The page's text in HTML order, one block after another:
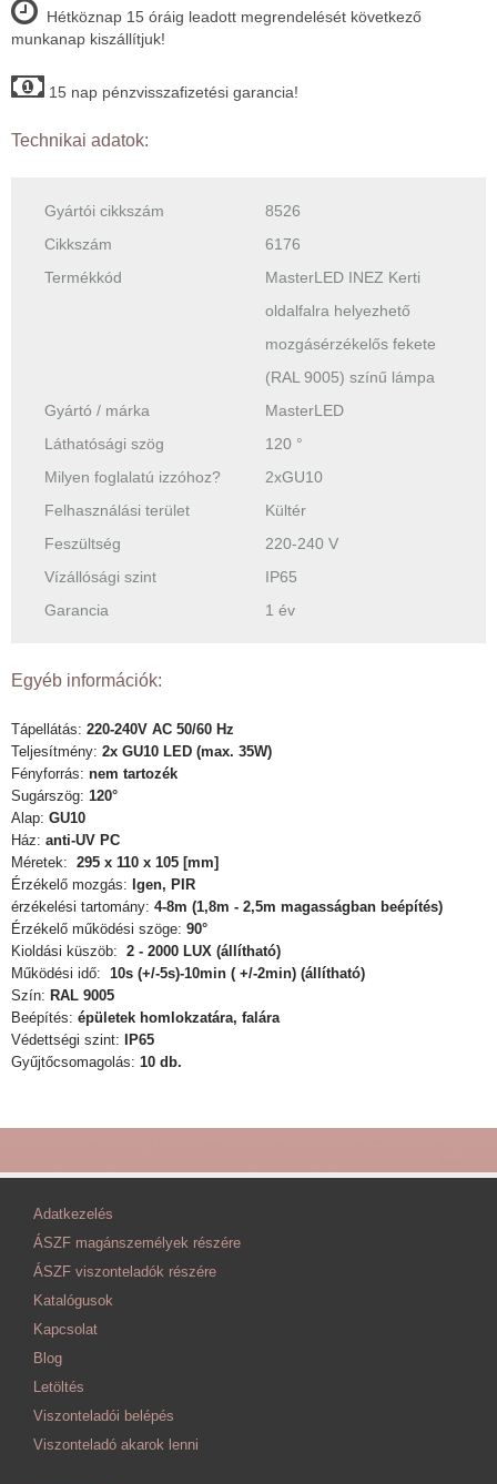
Hétköznap 15 óráig leadott megrendelését következő
munkanap kiszállítjuk!
15 nap pénzvisszafizetési garancia!
Technikai adatok:
Gyártói cikkszám
8526
Cikkszám
6176
Termékkód
MasterLED INEZ Kerti
oldalfalra helyezhető
mozgásérzékelős fekete
(RAL 9005) színű lámpa
Gyártó / márka
MasterLED
Láthatósági szög
120 °
Milyen foglalatú izzóhoz?
2xGU10
Felhasználási terület
Kültér
Feszültség
220-240 V
Vízállósági szint
IP65
Garancia
1 év
Egyéb információk:
Tápellátás: 220-240V AC 50/60 Hz
Teljesítmény: 2x GU10 LED (max. 35W)
Fényforrás: nem tartozék
Sugárszög: 120°
Alap: GU10
Ház: anti-UV PC
Méretek: 295 x 110 x 105 [mm]
Érzékelő mozgás: Igen, PIR
érzékelési tartomány: 4-8m (1,8m - 2,5m magasságban beépítés)
Érzékelő működési szöge: 90°
Kioldási küszöb: 2 - 2000 LUX (állítható)
Működési idő: 10s (+/-5s)-10min ( +/-2min) (állítható)
Szín: RAL 9005
Beépítés: épületek homlokzatára, falára
Védettségi szint:
IP65
Gyűjtőcsomagolás: 10 db.
Adatkezelés
ÁSZF magánszemélyek részére
ÁSZF viszonteladók részére
Katalógusok
Kapcsolat
Blog
Letöltés
Viszonteladói belépés
Viszonteladó akarok lenni